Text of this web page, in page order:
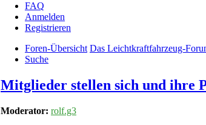
FAQ
Anmelden
Registrieren
Foren-Übersicht Das Leichtkraftfahrzeug-
Suche
Mitglieder stellen sich und ihre
Moderator: rolf.g3